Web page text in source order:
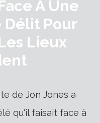
À Une
Délit Pour
Lieux
de Jon Jones a
qu'il faisait face à